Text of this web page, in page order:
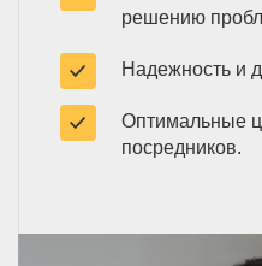
решению
Надежность и
Оптимальные
посредников.